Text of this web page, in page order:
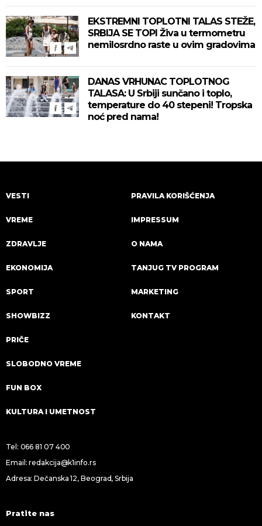
EKSTREMNI TOPLOTNI TALAS STEŽE,
SRBIJA SE TOPI Živa u termometru
nemilosrdno raste u ovim gradovima
DANAS VRHUNAC TOPLOTNOG
TALASA: U Srbiji sunčano i toplo,
temperature do 40 stepeni! Tropska
noć pred nama!
VESTI
VREME
ZDRAVLJE
EKONOMIJA
SPORT
SHOWBIZZ
PRIČE
SLOBODNO VREME
FUN BOX
KULTURA I UMETNOST
PRAVILA KORIŠĆENJA
IMPRESSUM
O NAMA
TANJUG TV PROGRAM
MARKETING
KONTAKT
Tel: 066 81 07 400
Email:redakcija@k1info.rs
Adresa: Dečanska 12, Beograd, Srbija
Pratite nas